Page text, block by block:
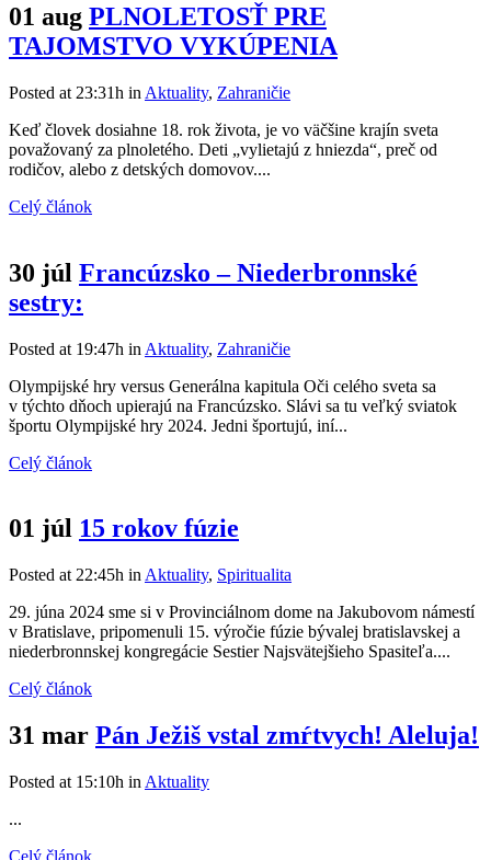
01 aug PLNOLETOSŤ PRE
TAJOMSTVO VYKÚPENIA
Posted at 23:31h in Aktuality, Zahraničie
Keď človek dosiahne 18. rok života, je vo väčšine krajín sveta
považovaný za plnoletého. Deti „vylietajú z hniezda“, preč od
rodičov, alebo z detských domovov....
Celý článok
30 júl Francúzsko – Niederbronnské
sestry:
Posted at 19:47h in Aktuality, Zahraničie
Olympijské hry versus Generálna kapitula Oči celého sveta sa
v týchto dňoch upierajú na Francúzsko. Slávi sa tu veľký sviatok
športu Olympijské hry 2024. Jedni športujú, iní...
Celý článok
01 júl 15 rokov fúzie
Posted at 22:45h in Aktuality, Spiritualita
29. júna 2024 sme si v Provinciálnom dome na Jakubovom námestí
v Bratislave, pripomenuli 15. výročie fúzie bývalej bratislavskej a
niederbronnskej kongregácie Sestier Najsvätejšieho Spasiteľa....
Celý článok
31 mar Pán Ježiš vstal zmŕtvych! Aleluja!
Posted at 15:10h in Aktuality
...